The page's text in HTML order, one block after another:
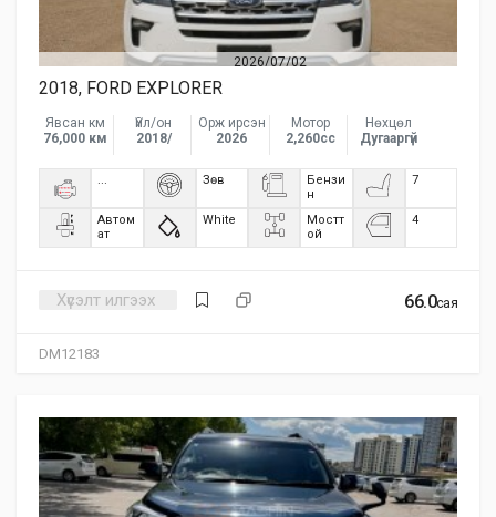
2026/07/02
DM12183
2018, FORD EXPLORER
Явсан км
76,000 км
Үйл/он
2018/
Орж ирсэн
2026
Мотор
2,260сс
Нөхцөл
Дугааргүй
... Зөв
Бензи
н
7
Автом
ат
White
Мостт
ой
4
66.0сая
Хүсэлт илгээх